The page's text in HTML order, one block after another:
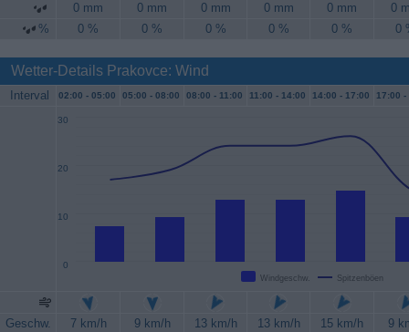
0 mm 0 mm 0 mm 0 mm 0 mm
0
%
0 % 0 % 0 % 0 % 0 % 0
Wetter-Details Prakovce: Wind
Interval 02:00 - 05:00 05:00 - 08:00 08:00 - 11:00 11:00 - 14:00 14:00 - 17:00 17:00 -
Windgeschw. Spitzenböen
0
10
20
30
Geschw. 7 km/h 9 km/h 13 km/h 13 km/h 15 km/h
9